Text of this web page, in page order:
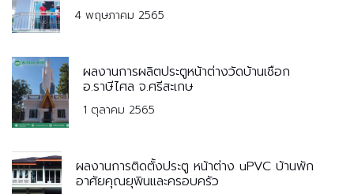
4 พฤษภาคม 2565
ผลงานการผลิตประตูหน้าต่างวัดบ้านเชือก
อ.ราษีไศล จ.ศรีสะเกษ
1 ตุลาคม 2565
ผลงานการติดตั้งประตู หน้าต่าง uPVC บ้านพัก
อาศัยคุณยุพินและครอบครัว